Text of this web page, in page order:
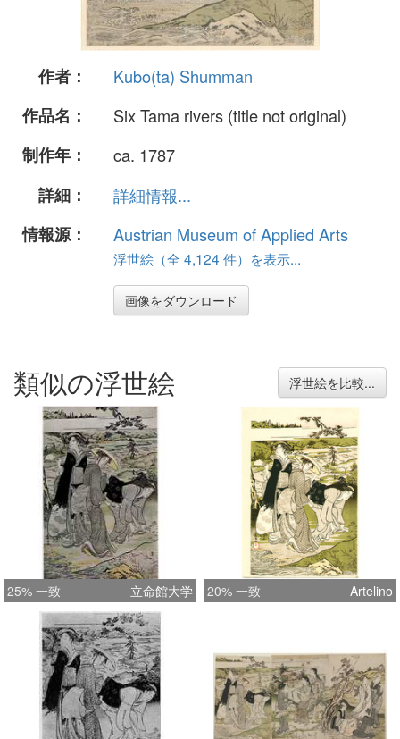
作者：
Kubo(ta) Shumman
作品名：
Six Tama rivers (title not original)
制作年：
ca. 1787
詳細：
詳細情報...
情報源：
Austrian Museum of Applied Arts
浮世絵（全 4,124 件）を表示...
画像をダウンロード
類似の浮世絵 浮世絵を比較...
25% 一致 立命館大学 20% 一致 Artelino